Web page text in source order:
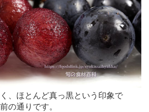
、ほとんど真っ黒という印象で
の通りです。